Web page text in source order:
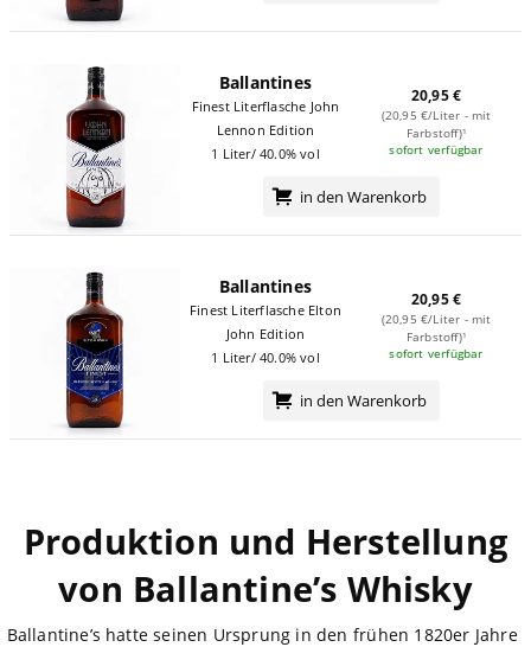
Ballantines
Finest Literflasche John
Lennon Edition
1 Liter/ 40.0% vol
20,95 €
(20,95 €/Liter - mit
Farbstoff)¹
sofort verfügbar
in den Warenkorb
Ballantines
Finest Literflasche Elton
John Edition
1 Liter/ 40.0% vol
20,95 €
(20,95 €/Liter - mit
Farbstoff)¹
sofort verfügbar
in den Warenkorb
Produktion und Herstellung
von Ballantine’s Whisky
Ballantine’s hatte seinen Ursprung in den frühen 1820er Jahre